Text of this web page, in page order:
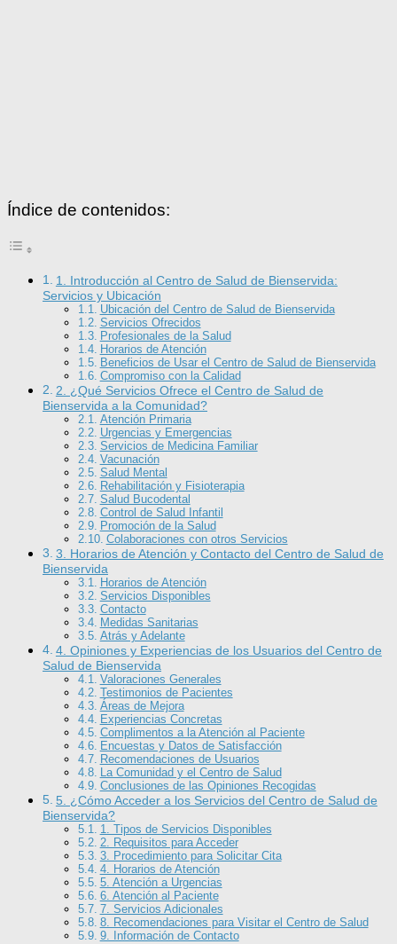
Índice de contenidos:
1. Introducción al Centro de Salud de Bienservida:
Servicios y Ubicación
Ubicación del Centro de Salud de Bienservida
Servicios Ofrecidos
Profesionales de la Salud
Horarios de Atención
Beneficios de Usar el Centro de Salud de Bienservida
Compromiso con la Calidad
2. ¿Qué Servicios Ofrece el Centro de Salud de
Bienservida a la Comunidad?
Atención Primaria
Urgencias y Emergencias
Servicios de Medicina Familiar
Vacunación
Salud Mental
Rehabilitación y Fisioterapia
Salud Bucodental
Control de Salud Infantil
Promoción de la Salud
Colaboraciones con otros Servicios
3. Horarios de Atención y Contacto del Centro de Salud de
Bienservida
Horarios de Atención
Servicios Disponibles
Contacto
Medidas Sanitarias
Atrás y Adelante
4. Opiniones y Experiencias de los Usuarios del Centro de
Salud de Bienservida
Valoraciones Generales
Testimonios de Pacientes
Áreas de Mejora
Experiencias Concretas
Complimentos a la Atención al Paciente
Encuestas y Datos de Satisfacción
Recomendaciones de Usuarios
La Comunidad y el Centro de Salud
Conclusiones de las Opiniones Recogidas
5. ¿Cómo Acceder a los Servicios del Centro de Salud de
Bienservida?
1. Tipos de Servicios Disponibles
2. Requisitos para Acceder
3. Procedimiento para Solicitar Cita
4. Horarios de Atención
5. Atención a Urgencias
6. Atención al Paciente
7. Servicios Adicionales
8. Recomendaciones para Visitar el Centro de Salud
9. Información de Contacto